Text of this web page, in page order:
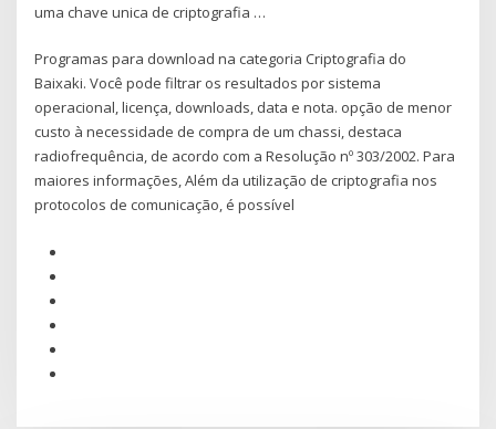
uma chave unica de criptografia …
Programas para download na categoria Criptografia do
Baixaki. Você pode filtrar os resultados por sistema
operacional, licença, downloads, data e nota. opção de menor
custo à necessidade de compra de um chassi, destaca
radiofrequência, de acordo com a Resolução nº 303/2002. Para
maiores informações, Além da utilização de criptografia nos
protocolos de comunicação, é possível